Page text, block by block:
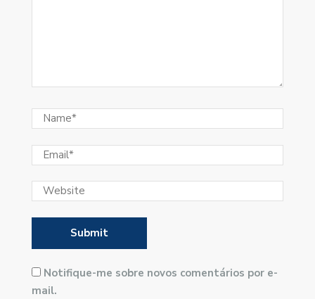
Notifique-me sobre novos comentários por e-
mail.